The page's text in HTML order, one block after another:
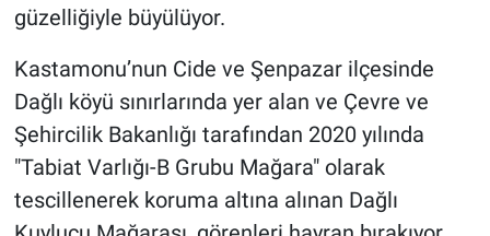
güzelliğiyle büyülüyor.
Kastamonu’nun Cide ve Şenpazar ilçesinde
Dağlı köyü sınırlarında yer alan ve Çevre ve
Şehircilik Bakanlığı tarafından 2020 yılında
"Tabiat Varlığı-B Grubu Mağara" olarak
tescillenerek koruma altına alınan Dağlı